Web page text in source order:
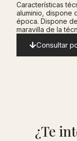
Características
aluminio, dispone
época. Dispone
maravilla de la
Consultar
¿Te